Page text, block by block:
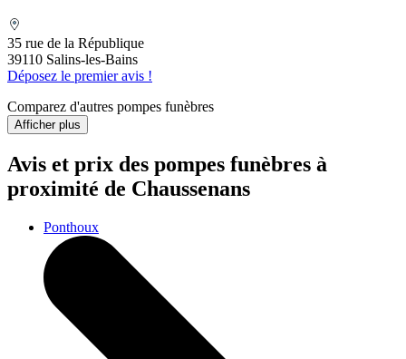
35 rue de la République
39110 Salins-les-Bains
Déposez le premier avis !
Comparez d'autres pompes funèbres
Afficher plus
Avis et prix des pompes funèbres à
proximité de Chaussenans
Ponthoux